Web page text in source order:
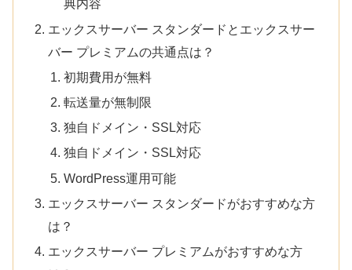
典内容
エックスサーバー スタンダードとエックスサー
バー プレミアムの共通点は？
初期費用が無料
転送量が無制限
独自ドメイン・SSL対応
独自ドメイン・SSL対応
WordPress運用可能
エックスサーバー スタンダードがおすすめな方
は？
エックスサーバー プレミアムがおすすめな方